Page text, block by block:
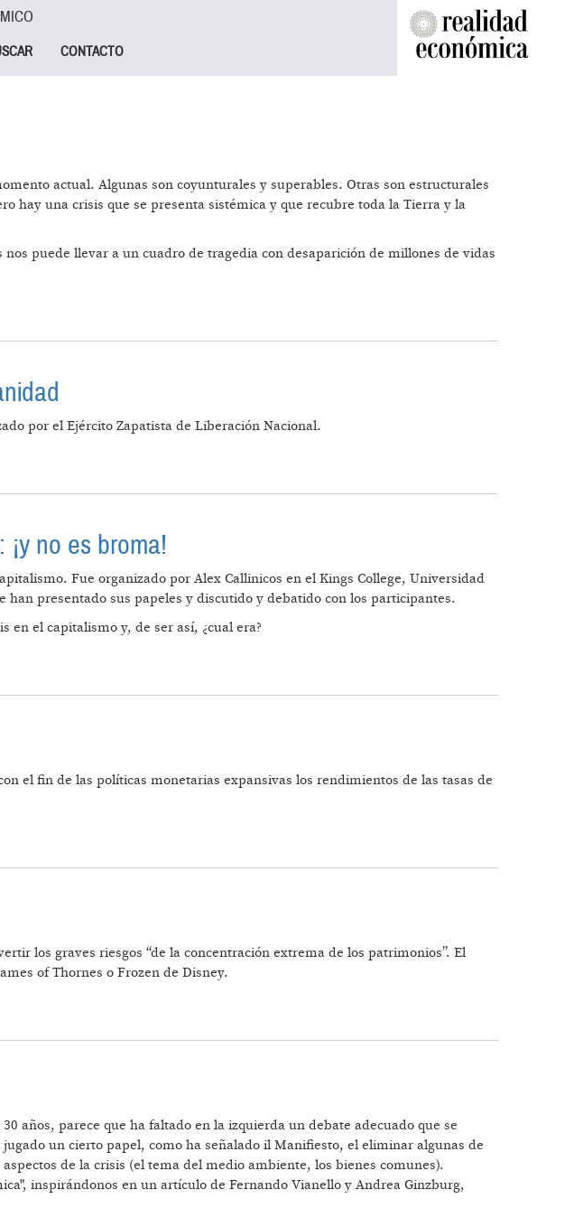
CONTACTO
actual. Algunas son coyunturales y superables. Otras son estructurales
hay una crisis que se presenta sistémica y que recubre toda la Tierra y la
puede llevar a un cuadro de tragedia con desaparición de millones de vidas
por el Ejército Zapatista de Liberación Nacional.
no es broma!
Fue organizado por Alex Callinicos en el Kings College, Universidad
presentado sus papeles y discutido y debatido con los participantes.
en el capitalismo y, de ser así, ¿cual era?
el fin de las políticas monetarias expansivas los rendimientos de las tasas de
los graves riesgos “de la concentración extrema de los patrimonios”. El
of Thornes o Frozen de Disney.
años, parece que ha faltado en la izquierda un debate adecuado que se
un cierto papel, como ha señalado il Manifiesto, el eliminar algunas de
de la crisis (el tema del medio ambiente, los bienes comunes).
inspirándonos en un artículo de Fernando Vianello y Andrea Ginzburg,